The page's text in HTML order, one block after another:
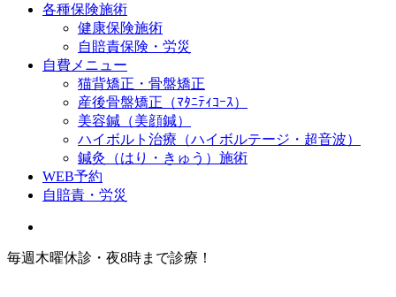
各種保険施術
健康保険施術
自賠責保険・労災
自費メニュー
猫背矯正・骨盤矯正
産後骨盤矯正（ﾏﾀﾆﾃｨｺｰｽ）
美容鍼（美顔鍼）
ハイボルト治療（ハイボルテージ・超音波）
鍼灸（はり・きゅう）施術
WEB予約
自賠責・労災
毎週木曜休診・夜8時まで診療！